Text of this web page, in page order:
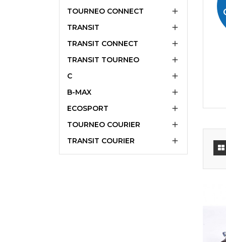
TOURNEO CONNECT

TRANSIT

TRANSIT CONNECT

TRANSIT TOURNEO

C

B-MAX

ECOSPORT

TOURNEO COURIER

TRANSIT COURIER
